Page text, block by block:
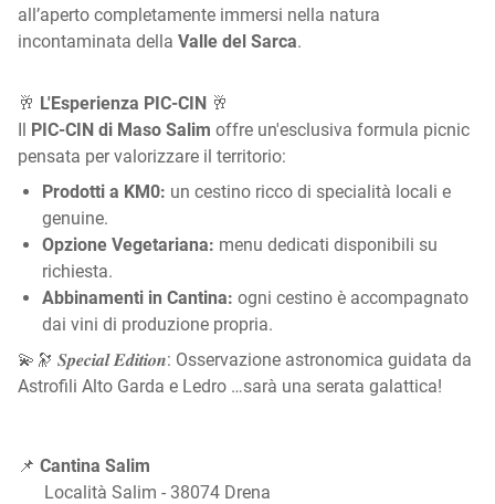
all’aperto completamente immersi nella natura
incontaminata della Valle del Sarca.
🥂 L'Esperienza PIC-CIN 🥂
Il PIC-CIN di Maso Salim offre un'esclusiva formula picnic
pensata per valorizzare il territorio:
Prodotti a KM0: un cestino ricco di specialità locali e
genuine.
Opzione Vegetariana: menu dedicati disponibili su
richiesta.
Abbinamenti in Cantina: ogni cestino è accompagnato
dai vini di produzione propria.
💫🔭 𝑺𝒑𝒆𝒄𝒊𝒂𝒍 𝑬𝒅𝒊𝒕𝒊𝒐𝒏: Osservazione astronomica guidata da
Astrofili Alto Garda e Ledro …sarà una serata galattica!
📌 Cantina Salim
Località Salim - 38074 Drena